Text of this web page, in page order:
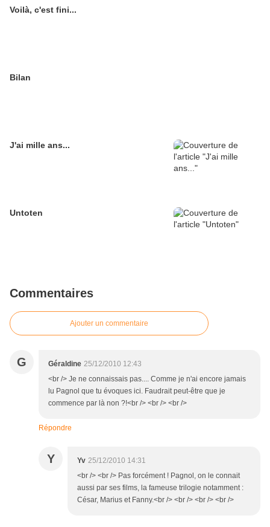
Voilà, c'est fini...
Bilan
J'ai mille ans...
Untoten
Commentaires
Ajouter un commentaire
G Géraldine 25/12/2010 12:43
<br /> Je ne connaissais pas.... Comme je n'ai encore jamais
lu Pagnol que tu évoques ici. Faudrait peut-être que je
commence par là non ?!<br /> <br /> <br />
Répondre
Y Yv 25/12/2010 14:31
<br /> <br /> Pas forcément ! Pagnol, on le connait
aussi par ses films, la fameuse trilogie notamment :
César, Marius et Fanny.<br /> <br /> <br /> <br />